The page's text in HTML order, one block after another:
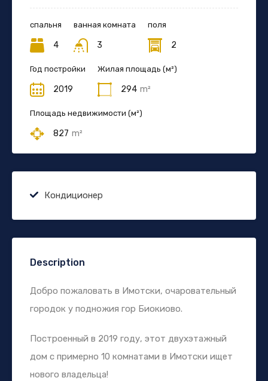
спальня
4
ванная комната
3
поля
2
Год постройки
2019
Жилая площадь (м²)
294 m²
Площадь недвижимости (м²)
827 m²
Кондиционер
Description
Добро пожаловать в Имотски, очаровательный
городок у подножия гор Биокиово.
Построенный в 2019 году, этот двухэтажный
дом с примерно 10 комнатами в Имотски ищет
нового владельца!